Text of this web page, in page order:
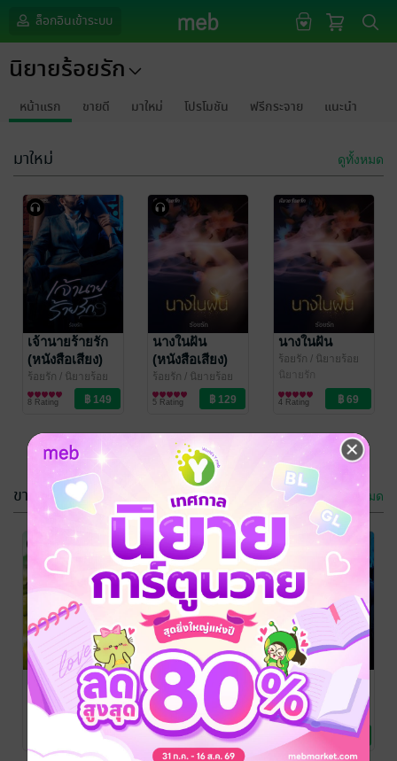
ล็อกอินเข้าระบบ
นิยายร้อยรัก
หน้าแรก ขายดี มาใหม่ โปรโมชัน ฟรีกระจาย แนะนำ
มาใหม่ ดูทั้งหมด
เจ้านายร้ายรัก
(หนังสือเสียง)
ร้อยรัก / นิยายร้อย
รัก
นิยายรัก
8 Rating
นางในฝัน
(หนังสือเสียง)
ร้อยรัก / นิยายร้อย
รัก
นิยายรัก
5 Rating
นางในฝัน
ร้อยรัก / นิยายร้อย
นิยายรัก
4 Rating
อาญาปรารถนา
(หนังสือเสียง)
ร้อยรัก
/ นิยายร้อย
รัก
นิยายรัก
6 Rating
อาญาปรารถนา
ร้อยรัก/ นิยายร้อย
รัก
นิยายรัก
4 Rating
ขายดี ดูทั้งหมด
อาญาปรารถนา
(หนังสือเสียง)
ร้อยรัก/ นิยายร้อย
เสน่หามนตรา
รัก
ร้อยรัก
/ นิยายร้อย
รัก
นิยายรัก
3 Rating
เจ้านายร้ายรัก
ร้อยรัก/ นิยายร้อย
รัก
นิยายรัก
5 Rating